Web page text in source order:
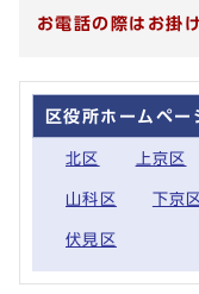
お電話の際はお掛
区役所ホームペー
北区 上京区
山科区 下京
伏見区